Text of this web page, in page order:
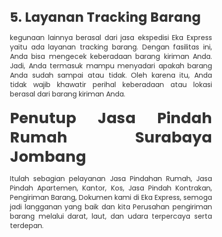
5. Layanan Tracking Barang
kegunaan lainnya berasal dari jasa ekspedisi Eka Express
yaitu ada layanan tracking barang. Dengan fasilitas ini,
Anda bisa mengecek keberadaan barang kiriman Anda.
Jadi, Anda termasuk mampu menyadari apakah barang
Anda sudah sampai atau tidak. Oleh karena itu, Anda
tidak wajib khawatir perihal keberadaan atau lokasi
berasal dari barang kiriman Anda.
Penutup Jasa Pindah
Rumah Surabaya
Jombang
Itulah sebagian pelayanan Jasa Pindahan Rumah, Jasa
Pindah Apartemen, Kantor, Kos, Jasa Pindah Kontrakan,
Pengiriman Barang, Dokumen kami di Eka Express, semoga
jadi langganan yang baik dan kita Perusahan pengiriman
barang melalui darat, laut, dan udara terpercaya serta
terdepan.